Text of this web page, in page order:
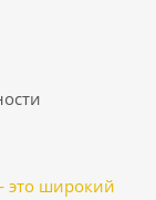
это широкий